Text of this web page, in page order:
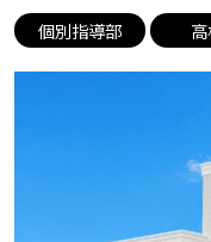
個別指導部